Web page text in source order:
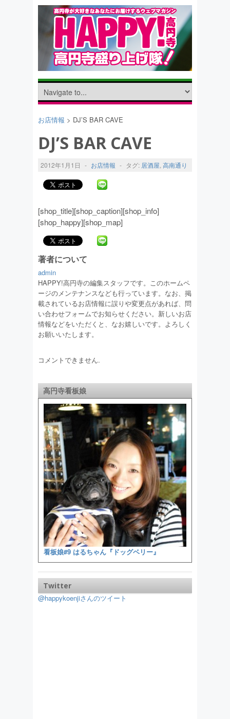
お店情報 > DJ’S BAR CAVE
DJ’S BAR CAVE
2012年1月1日 - お店情報 - タグ: 居酒屋, 高南通り
[shop_title][shop_caption][shop_info]
[shop_happy][shop_map]
著者について
admin
HAPPY!高円寺の編集スタッフです。このホームペ
ージのメンテナンスなども行っています。なお、掲
載されているお店情報に誤りや変更点があれば、問
い合わせフォームでお知らせください。新しいお店
情報などをいただくと、なお嬉しいです。よろしく
お願いいたします。
コメントできません.
高円寺看板娘
看板娘#9 はるちゃん『ドッグベリー』
Twitter
@happykoenjiさんのツイート